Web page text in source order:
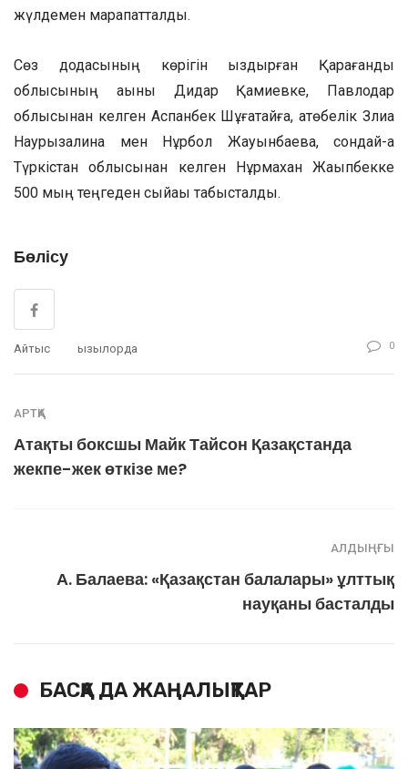
жүлдемен марапатталды.
Сөз додасының көрігін қыздырған Қарағанды
облысының ақыны Дидар Қамиевке, Павлодар
облысынан келген Аспанбек Шұғатайға, ақтөбелік Злиқа
Наурызалина мен Нұрбол Жауынбаевқа, сондай-ақ
Түркістан облысынан келген Нұрмахан Жақыпбекке
500 мың теңгеден сыйақы табысталды.
Бөлісу
Айтыс Қызылорда 0
АРТҚА
Атақты боксшы Майк Тайсон Қазақстанда
жекпе-жек өткізе ме?
АЛДЫҢҒЫ
А. Балаева: «Қазақстан балалары» ұлттық
науқаны басталды
БАСҚА ДА ЖАҢАЛЫҚТАР